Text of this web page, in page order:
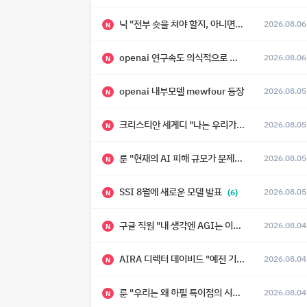
N 닉 "전부 숏을 쳐야 할지, 아니면 특이점이 오니까 전부 롱을 쳐야 할지 모르겠다.” 2026.08.06
N openai 연구속도 의식적으로 늦추고 있다 2026.08.06
N openai 내부모델 mewfour 등장 2026.08.05
N 크리스티안 세게디 "나는 우리가 "Fuck!!" 단계를 피할 수 있기를 바랄 뿐" 2026.08.05
N 룬 "현재의 AI 피해 규모가 문제가 아니라, 자기복제·탈출·확산이 가능한 지능형 시스템의 피해에는 이론적으로 상한이 없다는 것이 문제" 2026.08.05
N SSI 8월에 새로운 모델 발표 (6) 2026.08.05
N 구글 직원 "내 생각엔 AGI는 이미 와 있다." 2026.08.04
N AIRA 디렉터 데이비드 "예전 기준으로 ASI, 그런 수준은 바로 다음 분기에 온다" 2026.08.04
N 룬 "우리는 왜 하필 특이점의 시대에 살고 있는가" 2026.08.04